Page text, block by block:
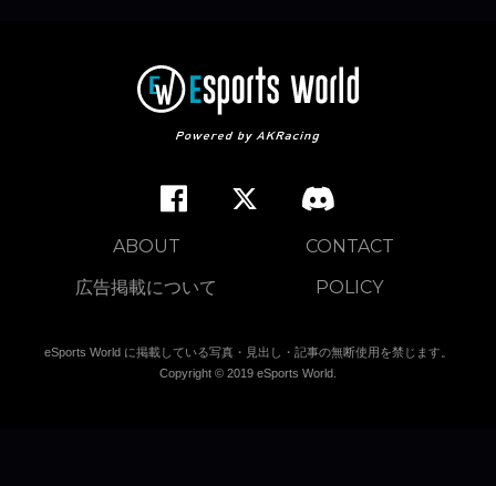
ABOUT
CONTACT
広告掲載について
POLICY
eSports World に掲載している写真・見出し・記事の無断使用を禁じます。
Copyright © 2019 eSports World.